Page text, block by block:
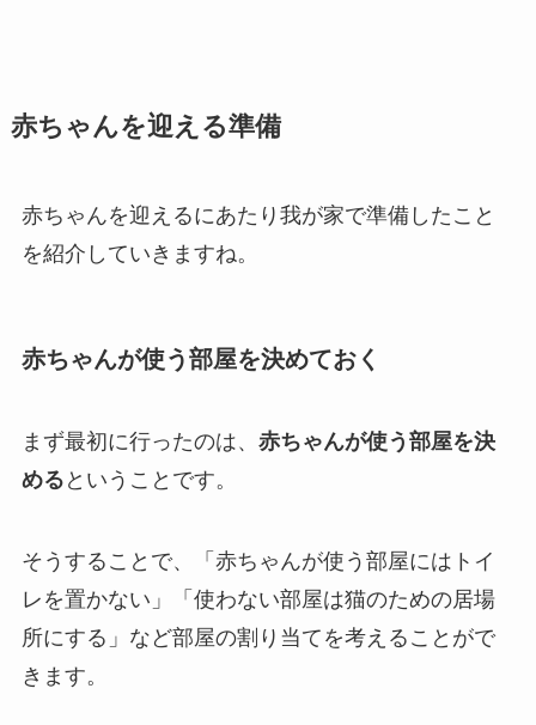
赤ちゃんを迎える準備
赤ちゃんを迎えるにあたり我が家で準備したこと
を紹介していきますね。
赤ちゃんが使う部屋を決めておく
まず最初に行ったのは、 赤ちゃんが使う部屋を決
める ということです。
そうすることで、「赤ちゃんが使う部屋にはトイ
レを置かない」「使わない部屋は猫のための居場
所にする」など部屋の割り当てを考えることがで
きます。